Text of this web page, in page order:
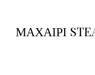
ΜΑΧΑΙΡΙ